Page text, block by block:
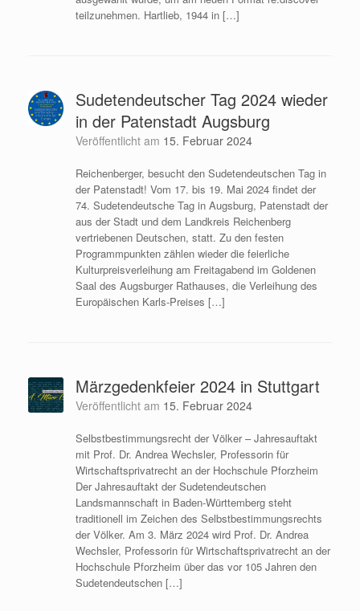
teilzunehmen. Hartlieb, 1944 in […]
Sudetendeutscher Tag 2024 wieder
in der Patenstadt Augsburg
Veröffentlicht am 15. Februar 2024
Reichenberger, besucht den Sudetendeutschen Tag in
der Patenstadt! Vom 17. bis 19. Mai 2024 findet der
74. Sudetendeutsche Tag in Augsburg, Patenstadt der
aus der Stadt und dem Landkreis Reichenberg
vertriebenen Deutschen, statt. Zu den festen
Programmpunkten zählen wieder die feierliche
Kulturpreisverleihung am Freitagabend im Goldenen
Saal des Augsburger Rathauses, die Verleihung des
Europäischen Karls-Preises […]
Märzgedenkfeier 2024 in Stuttgart
Veröffentlicht am 15. Februar 2024
Selbstbestimmungsrecht der Völker – Jahresauftakt
mit Prof. Dr. Andrea Wechsler, Professorin für
Wirtschaftsprivatrecht an der Hochschule Pforzheim
Der Jahresauftakt der Sudetendeutschen
Landsmannschaft in Baden-Württemberg steht
traditionell im Zeichen des Selbstbestimmungsrechts
der Völker. Am 3. März 2024 wird Prof. Dr. Andrea
Wechsler, Professorin für Wirtschaftsprivatrecht an der
Hochschule Pforzheim über das vor 105 Jahren den
Sudetendeutschen […]